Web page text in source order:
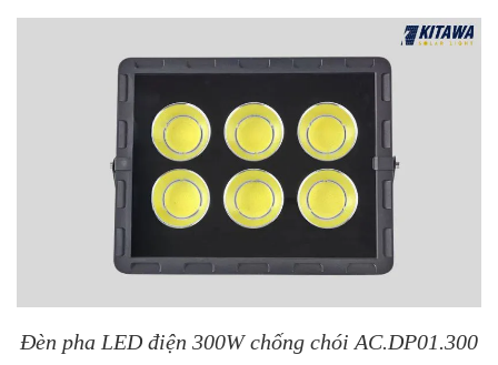
Đèn pha LED điện 300W chống chói AC.DP01.300